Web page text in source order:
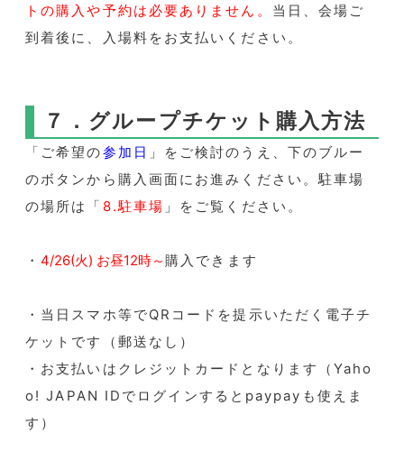
トの購入や予約は必要ありません。 当日、会場ご
到着後に、入場料をお支払いください。
７．グループチケット購入方法
「ご希望の参加日 」をご検討のうえ、下のブルー
のボタンから購入画面にお進みください。駐車場
の場所は「 8.駐車場 」をご覧ください。
・4/26(火) お昼12時～購入できます
・当日スマホ等でQRコードを提示いただく電子チ
ケットです（郵送なし）
・お支払いはクレジットカードとなります（Yaho
o! JAPAN IDでログインするとpaypayも使えま
す）